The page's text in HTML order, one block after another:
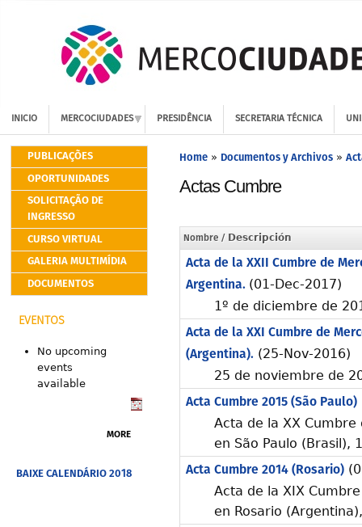
INICIO MERCOCIUDADES PRESIDÊNCIA SECRETARIA TÉCNICA
PUBLICAÇÕES
OPORTUNIDADES
SOLICITAÇÃO DE
INGRESSO
CURSO VIRTUAL
GALERIA MULTIMÍDIA
DOCUMENTOS
EVENTOS
No upcoming
events
available
MORE
BAIXE CALENDÁRIO 2018
Home » Documentos y Archivos »
Actas Cumbre
Nombre / Descripción
Acta de la XXII Cumbre de
Argentina. (01-Dec-2017)
1º de diciembre de
Acta de la XXI Cumbre de
(Argentina). (25-Nov-2016)
25 de noviembre de
Acta Cumbre 2015 (São Paulo)
Acta de la XX
en São Paulo (Brasil),
Acta Cumbre 2014 (Rosario)
Acta de la XIX
en Rosario